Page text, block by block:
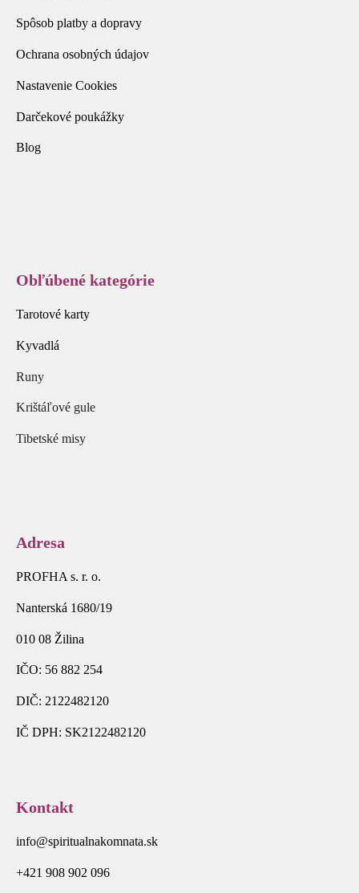
Spôsob platby a dopravy
Ochrana osobných údajov
Nastavenie Cookies
Darčekové poukážky
Blog
Obľúbené kategórie
Tarotové karty
Kyvadlá
Runy
Krištáľové gule
Tibetské misy
Adresa
PROFHA s. r. o.
Nanterská 1680/19
010 08 Žilina
IČO: 56 882 254
DIČ: 2122482120
IČ DPH: SK2122482120
Kontakt
info@spiritualnakomnata.sk
+421 908 902 096